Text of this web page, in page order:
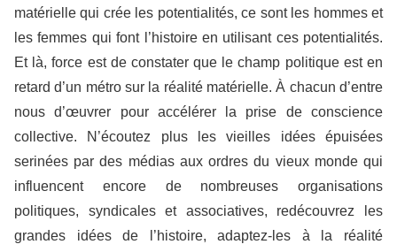
matérielle qui crée les potentialités, ce sont les hommes et
les femmes qui font l’histoire en utilisant ces potentialités.
Et là, force est de constater que le champ politique est en
retard d’un métro sur la réalité matérielle. À chacun d’entre
nous d’œuvrer pour accélérer la prise de conscience
collective. N’écoutez plus les vieilles idées épuisées
serinées par des médias aux ordres du vieux monde qui
influencent encore de nombreuses organisations
politiques, syndicales et associatives, redécouvrez les
grandes idées de l’histoire, adaptez-les à la réalité